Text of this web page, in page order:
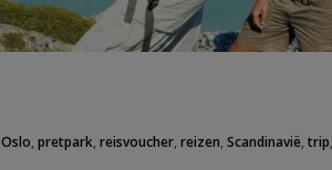
,Oslo ,pretpark ,reisvoucher ,reizen ,Scandinavië ,trip